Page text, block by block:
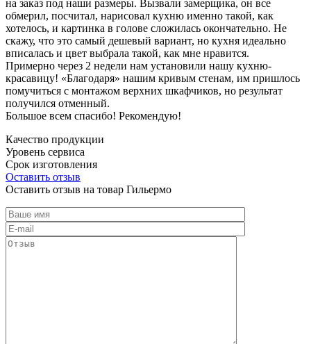
на заказ под наши размеры. Вызвали замерщика, он все
обмерил, посчитал, нарисовал кухню именно такой, как
хотелось, и картинка в голове сложилась окончательно. Не
скажу, что это самый дешевый вариант, но кухня идеально
вписалась и цвет выбрала такой, как мне нравится.
Примерно через 2 недели нам установили нашу кухню-
красавицу! «Благодаря» нашим кривым стенам, им пришлось
помучиться с монтажом верхних шкафчиков, но результат
получился отменный.
Большое всем спасибо! Рекомендую!
Качество продукции
Уровень сервиса
Срок изготовления
Оставить отзыв
Оставить отзыв на товар Гильермо